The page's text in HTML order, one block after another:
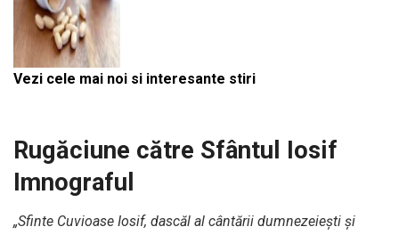
Vezi cele mai noi si interesante stiri
Rugăciune către Sfântul Iosif
Imnograful
„Sfinte Cuvioase Iosif, dascăl al cântării dumnezeiești și